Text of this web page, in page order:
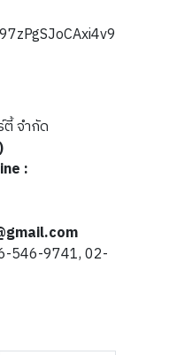
จำกัด
:
546-9741, 02-